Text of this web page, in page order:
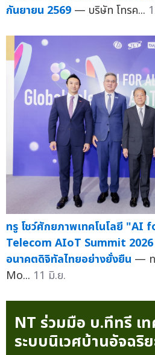
ฐานและบริการเพื่อสังคม จับมือ
ระดับระบบการแพทย์ฉุกเฉินทั่วประ
คลินิก นพ.สร...26 มิ.ย.
NT พร้อมสนับสนุนหน่วยงานรัฐแ
สำคัญ เตรียมความพร้อมสู่มาตร
ไซเบอร์ระบบคลาวด์ของ สกมช.
กันยายน 2569— บริษัท โทรค...